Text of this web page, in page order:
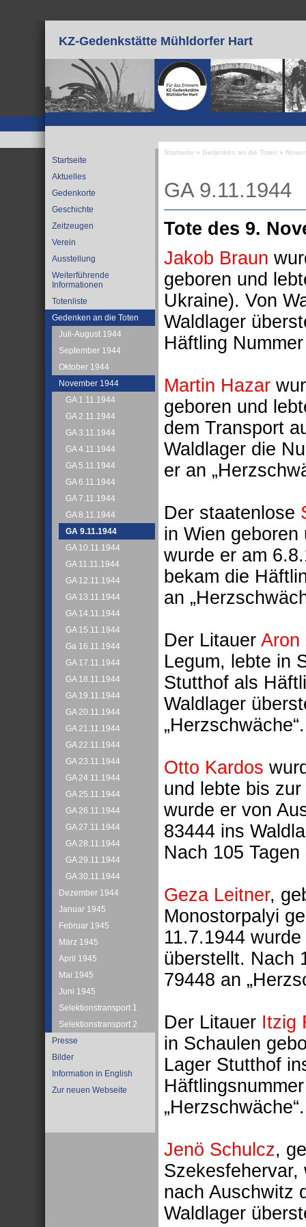
KZ-Gedenkstätte Mühldorfer Hart
Startseite
Aktuelles
Gedenkorte
Geschichte
Zeitzeugen
Verein
Ausstellung
Weiterführende
Informationen
Totenliste
Gedenken an die Toten
Juli-August 1944
September 1944
Oktober 1944
November 1944
GA 1.11.1944
GA 2.11.1944
GA 3.11.1944
GA 4.11.1944
GA 5.11.1944
GA 6.11.1944
GA 7.11.1944
GA 8.11.1944
GA 9.11.1944
GA 10.11.1944
GA 11.11.1944
GA 12.11.1944
GA 13.11.1944
GA 14.11.1944
GA 15.11.1944
Ga 16.11.1944
GA 17.11.1944
GA 18.11.1944
GA 19.11.1944
GA 20.11.1944
GA 21.11.1944
GA 22.11.1944
GA 23.11.1944
GA 24.11.1944
GA 25.11.1944
GA 26.11.1944
GA 27.11.1944
GA 28.11.1944
GA 29.11.1944
GA 30.11.1944
Dezember 1944
Januar 1945
Februar 1945
März 1945
April 1945
Mai 1945
Juni 1945
Selektionstransport 1
Selektionstransport 2
Presse
Bilder
Information in English
Zur neuen Webseite
Startseite » Gedenken an die Toten »
GA 9.11.1944
Tote des 9.
Jakob Braun
geboren und
Ukraine). Von
Waldlager
Häftling
Martin Hazar
geboren und
dem Transport
Waldlager die
er an
Der staatenlose
in Wien
wurde er am
bekam die
an
Der Litauer Aron
Legum, lebte in
Stutthof als
Waldlager
„Herzschwäche“.
Otto Kardos
und lebte bis
wurde er von
83444 ins
Nach 105
Geza Leitner,
Monostorpalyi
11.7.1944
überstellt. Nach
79448 an
Der Litauer Itzig
in Schaulen
Lager Stutthof
„Herzschwäche“.
Jenö Schulcz,
Szekesfehervar,
nach Auschwitz
Waldlager